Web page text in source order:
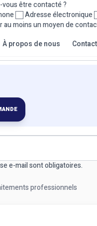
être contacté ?
Adresse électronique
moins un moyen de
e-mail sont obligatoires.
À propos de nous
professionnels